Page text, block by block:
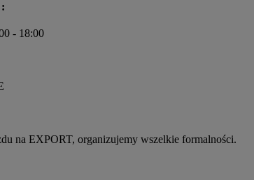
- 18:00
na EXPORT, organizujemy wszelkie formalności.